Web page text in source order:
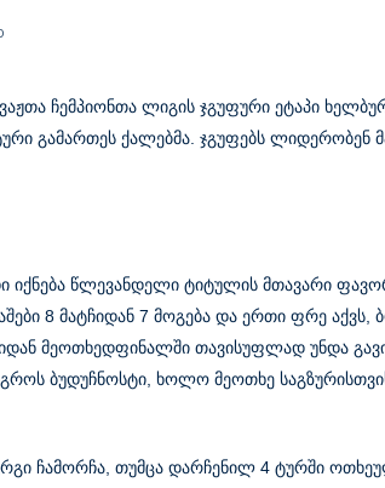
ჩემპიონთა ლიგის ჯგუფური ეტაპი
გამართეს ქალებმა. ჯგუფებს ლიდერობენ
იქნება წლევანდელი ტიტულის მთავარი
8 მატჩიდან 7 მოგება და ერთი ფრე
მეოთხედფინალში თავისუფლად უნდა
ბუდუჩნოსტი, ხოლო მეოთხე
ჩამორჩა, თუმცა დარჩენილ 4 ტურში